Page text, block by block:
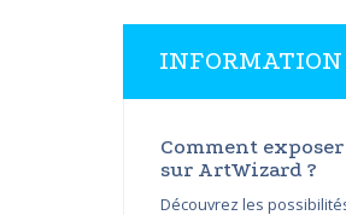
INFORMATION
Comment
sur ArtWizard ?
Découvrez les